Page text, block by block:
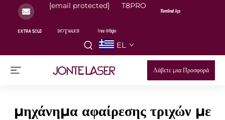
[email protected] T8PRO
EL
Λάβετε μια Προσφορά
μηχάνημα αφαίρεσης τριχών με